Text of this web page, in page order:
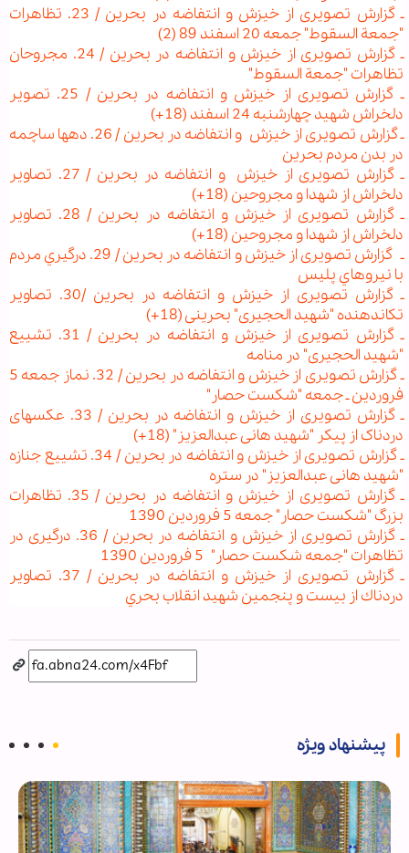
ـ گزارش تصویری از خیزش و انتفاضه در بحرین / 23. تظاهرات
"جمعة السقوط" جمعه 20 اسفند 89 (2)
ـ گزارش تصویری از خیزش و انتفاضه در بحرین / 24. مجروحان
تظاهرات "جمعة السقوط"
ـ گزارش تصویری از خیزش و انتفاضه در بحرین / 25. تصویر
دلخراش شهید چهارشنبه 24 اسفند (18+)
ـ گزارش تصویری از خیزش و انتفاضه در بحرین / 26. ده‏ها ساچمه
در بدن مردم بحرین
ـ گزارش تصویری از خیزش و انتفاضه در بحرین / 27. تصاوير
دلخراش از شهدا و مجروحين (18+)
ـ گزارش تصویری از خیزش و انتفاضه در بحرین / 28. تصاوير
دلخراش از شهدا و مجروحين (18+)
ـ گزارش تصویری از خیزش و انتفاضه در بحرین / 29. درگيري مردم
با نيروهاي پليس
ـ گزارش تصویری از خیزش و انتفاضه در بحرین /30. تصاویر
تکان‏دهنده "شهید الحجیری" بحرینی (18+)
ـ گزارش تصویری از خیزش و انتفاضه در بحرین / 31. تشییع
"شهید الحجیری" در منامه
ـ گزارش تصویری از خیزش و انتفاضه در بحرین / 32. نماز جمعه 5
فروردین ـ جمعه "شکست حصار"
ـ گزارش تصویری از خیزش و انتفاضه در بحرین / 33. عکس‏های
دردناک از پیکر "شهید هانی عبدالعزیز" (18+)
ـ گزارش تصویری از خیزش و انتفاضه در بحرین / 34. تشییع جنازه
"شهید هانی عبدالعزیز" در ستره
ـ گزارش تصویری از خیزش و انتفاضه در بحرین / 35. تظاهرات
بزرگ "شکست حصار" جمعه 5 فروردین 1390
ـ گزارش تصویری از خیزش و انتفاضه در بحرین / 36. درگیری در
تظاهرات "جمعه شکست حصار" 5 فروردین 1390
ـ گزارش تصویری از خیزش و انتفاضه در بحرین / 37. تصاوير
دردناك از بیست و پنجمین شهيد انقلاب بحري
پیشنهاد ویژه